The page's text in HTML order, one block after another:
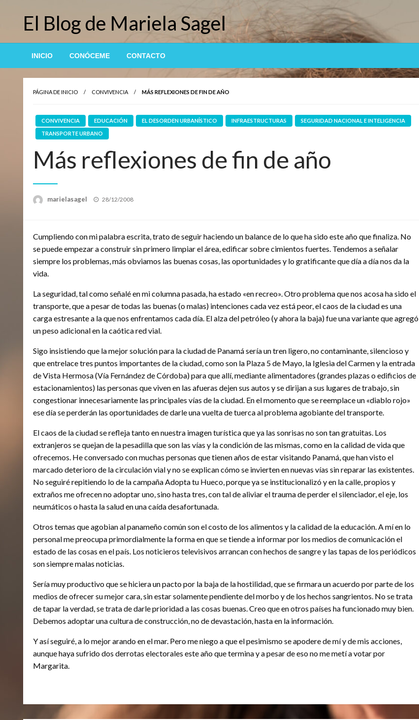
contenidoEl Blog de Mariela Sagel
INICIO CONÓCEME CONTACTO
PÁGINA DE INICIO CONVIVENCIA MÁS REFLEXIONES DE FIN DE AÑO
CONVIVENCIA EDUCACIÓN EL DESORDEN URBANÍSTICO INFRAESTRUCTURAS
SEGURIDAD NACIONAL E INTELIGENCIA
TRANSPORTE URBANO
Más reflexiones de fin de año
marielasagel
Publicado
28/12/2008
Cumpliendo con mi palabra escrita, trato de seguir haciendo un balance de lo que ha sido este año que finaliza. No
se puede empezar a construir sin primero limpiar el área, edificar sobre cimientos fuertes. Tendemos a señalar
siempre los problemas, más obviamos las buenas cosas, las oportunidades y lo gratificante que día a día nos da la
vida.
La seguridad, tal como señalé en mi columna pasada, ha estado «en recreo». Otro problema que nos acosa ha sido el
transporte, que a pesar de todas las buenas (o malas) intenciones cada vez está peor, el caos de la ciudad es una
carga estresante a la que nos enfrentamos cada día. El alza del petróleo (y ahora la baja) fue una variante que agregó
un peso adicional en la caótica red vial.
Sigo insistiendo que la mejor solución para la ciudad de Panamá sería un tren ligero, no contaminante, silencioso y
que entrelace tres puntos importantes de la ciudad, como son la Plaza 5 de Mayo, la Iglesia del Carmen y la entrada
de Vista Hermosa (Vía Fernández de Córdoba) para que allí, mediante alimentadores (grandes plazas o edificios de
estacionamientos) las personas que viven en las afueras dejen sus autos y se dirijan a sus lugares de trabajo, sin
congestionar innecesariamente las principales vías de la ciudad. En el momento que se reemplace un «diablo rojo»
ese día se perderán las oportunidades de darle una vuelta de tuerca al problema agobiante del transporte.
El caos de la ciudad se refleja tanto en nuestra imagen turística que ya las sonrisas no son tan gratuitas. Los
extranjeros se quejan de la pesadilla que son las vías y la condición de las mismas, como en la calidad de vida que
ofrecemos. He conversado con muchas personas que tienen años de estar visitando Panamá, que han visto el
marcado deterioro de la circulación vial y no se explican cómo se invierten en nuevas vías sin reparar las existentes.
No seguiré repitiendo lo de la campaña Adopta tu Hueco, porque ya se institucionalizó y en la calle, propios y
extraños me ofrecen no adoptar uno, sino hasta tres, con tal de aliviar el trauma de perder el silenciador, el eje, los
neumáticos o hasta la salud en una caída desafortunada.
Otros temas que agobian al panameño común son el costo de los alimentos y la calidad de la educación. A mí en lo
personal me preocupa primordialmente la forma en que se tiende a informar por los medios de comunicación el
estado de las cosas en el país. Los noticieros televisivos arrancan con hechos de sangre y las tapas de los periódicos
son siempre malas noticias.
Sería muy productivo que se hiciera un pacto por la baja de la hostilidad, que se firmara un acuerdo por parte de los
medios de ofrecer su mejor cara, sin estar solamente pendiente del morbo y de los hechos sangrientos. No se trata
de tapar la verdad, se trata de darle prioridad a las cosas buenas. Creo que en otros países ha funcionado muy bien.
Debemos adoptar una cultura de construcción, no de devastación, hasta en la información.
Y así seguiré, a lo mejor arando en el mar. Pero me niego a que el pesimismo se apodere de mí y de mis acciones,
aunque haya sufrido dos derrotas electorales este año que termina y a pesar de eso no me metí a votar por
Margarita.